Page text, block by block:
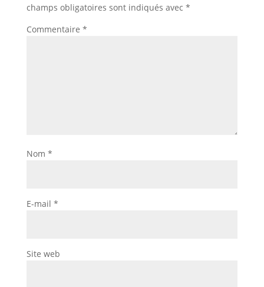
champs obligatoires sont indiqués avec *
Commentaire *
Nom *
E-mail *
Site web